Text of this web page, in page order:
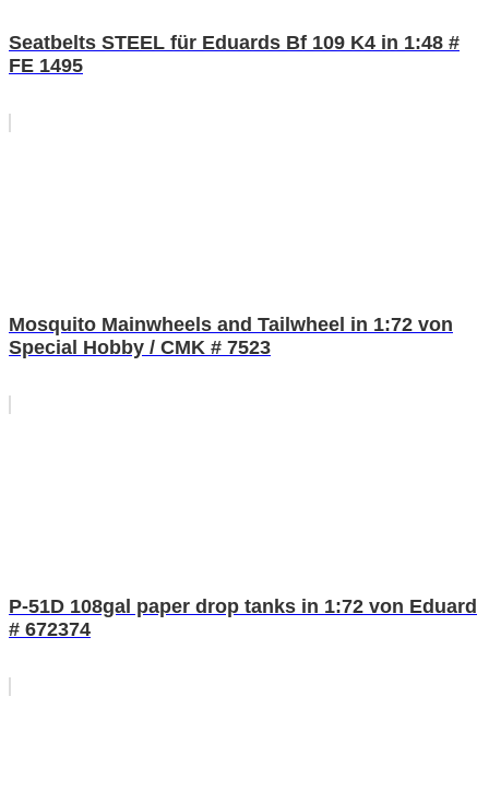
Seatbelts STEEL für Eduards Bf 109 K4 in 1:48 #
FE 1495
Mosquito Mainwheels and Tailwheel in 1:72 von
Special Hobby / CMK # 7523
P-51D 108gal paper drop tanks in 1:72 von Eduard
# 672374